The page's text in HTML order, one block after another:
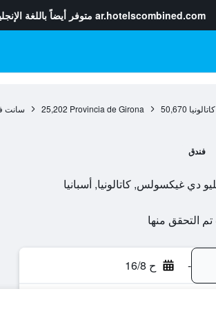
ar.hotelscombined.com متوفر أيضاً باللغة
كاتالونيا 50,670
Provincia de Girona
25,202 سانت
فندق
- ح 16/8